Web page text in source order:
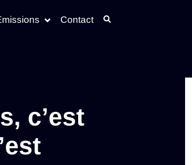
Contact
c’est